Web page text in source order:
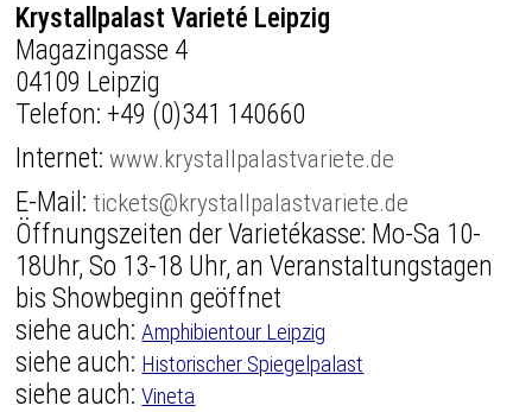
Krystallpalast Varieté Leipzig
Magazingasse 4
04109 Leipzig
Telefon: +49 (0)341 140660
Internet:www.krystallpalastvariete.de
E-Mail: tickets@krystallpalastvariete.de
Öffnungszeiten der Varietékasse: Mo-Sa 10-
18Uhr, So 13-18 Uhr, an Veranstaltungstagen
bis Showbeginn geöffnet
siehe auch:Amphibientour Leipzig
siehe auch: Historischer Spiegelpalast
siehe auch:Vineta